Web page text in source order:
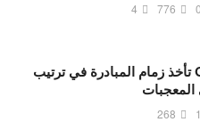
776
4
فرقة GOT7 تأخذ زمام المبادرة في ترتيب
المعجبات
268